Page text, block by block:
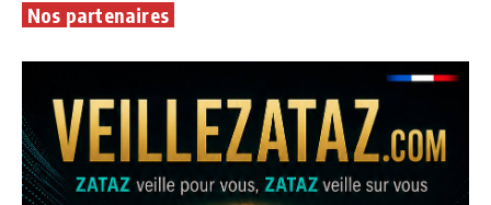
Nos partenaires